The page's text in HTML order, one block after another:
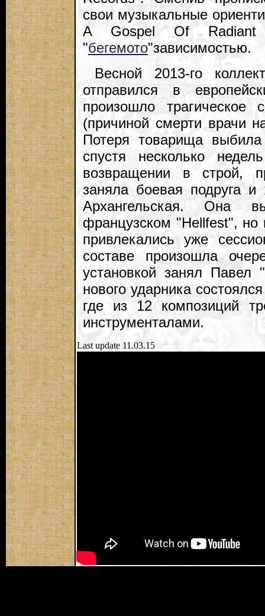
свои музыкальные
A Gospel Of Radiant
"бегемото"зависимостью.
Весной 2013-го
отправился в
произошло
(причиной смерти врачи
Потеря товарища
спустя несколько
возвращении в строй,
заняла боевая подруга и
Архангельская. Она
французском "Hellfest",
привлекались уже
составе произошла
установкой занял
нового ударника
где из 12 композиций
инструменталами.
Last update 11.03.15